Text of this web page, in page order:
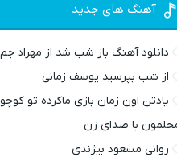
آهنگ های جدید
دانلود آهنگ باز شب شد از مهراد جم
از شب بپرسید یوسف زمانی
یادتن اون زمان بازی ماکرده تو
با صدای زن
روانی مسعود بیژندی